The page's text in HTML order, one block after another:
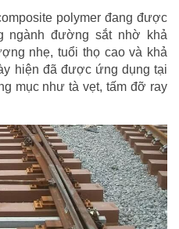
polymer đang được
ngành đường sắt nhờ khả
nhẹ, tuổi thọ cao và khả
hiện đã được ứng dụng tại
mục như tà vẹt, tấm đỡ ray